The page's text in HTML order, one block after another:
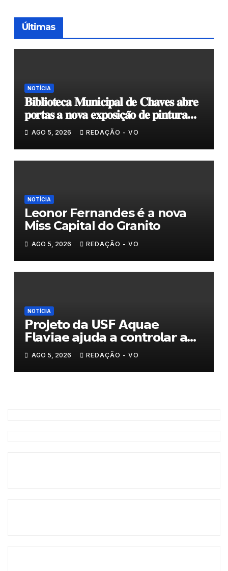
Últimas
NOTÍCIA
𝐁𝐢𝐛𝐥𝐢𝐨𝐭𝐞𝐜𝐚 𝐌𝐮𝐧𝐢𝐜𝐢𝐩𝐚𝐥 𝐝𝐞 𝐂𝐡𝐚𝐯𝐞𝐬 𝐚𝐛𝐫𝐞
𝐩𝐨𝐫𝐭𝐚𝐬 𝐚 𝐧𝐨𝐯𝐚 𝐞𝐱𝐩𝐨𝐬𝐢𝐜̧𝐚̃𝐨 𝐝𝐞 𝐩𝐢𝐧𝐭𝐮𝐫𝐚
𝐝𝐮𝐫𝐚𝐧𝐭𝐞 𝐨 𝐦𝐞̂𝐬 𝐝𝐞 𝐚𝐠𝐨𝐬𝐭𝐨
AGO 5, 2026 REDAÇÃO - VO
NOTÍCIA
Leonor Fernandes é a nova
Miss Capital do Granito
AGO 5, 2026 REDAÇÃO - VO
NOTÍCIA
𝗣𝗿𝗼𝗷𝗲𝘁𝗼 𝗱𝗮 𝗨𝗦𝗙 𝗔𝗾𝘂𝗮𝗲
𝗙𝗹𝗮𝘃𝗶𝗮𝗲 𝗮𝗷𝘂𝗱𝗮 𝗮 𝗰𝗼𝗻𝘁𝗿𝗼𝗹𝗮𝗿 𝗮
𝗮𝗻𝘀𝗶𝗲𝗱𝗮𝗱𝗲
AGO 5, 2026 REDAÇÃO - VO